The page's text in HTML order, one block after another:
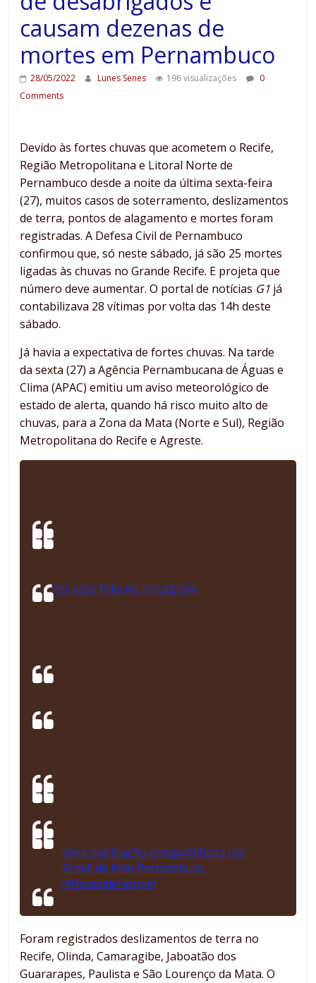
causam dezenas de
mortes em Pernambuco
28/05/2022 Lunes Senes 196 visualizações
0
Comments
Devido às fortes chuvas que acometem o Recife,
Região Metropolitana e Litoral Norte de
Pernambuco desde a noite da última sexta-feira
(27), muitos casos de soterramento, deslizamentos
de terra, pontos de alagamento e mortes foram
registradas. A Defesa Civil de Pernambuco
confirmou que, só neste sábado, já são 25 mortes
ligadas às chuvas no Grande Recife. E projeta que
número deve aumentar. O portal de notícias G1 já
contabilizava 28 vítimas por volta das 14h deste
sábado.
Já havia a expectativa de fortes chuvas. Na tarde
da sexta (27) a Agência Pernambucana de Águas e
Clima (APAC) emitiu um aviso meteorológico de
estado de alerta, quando há risco muito alto de
chuvas, para a Zona da Mata (Norte e Sul), Região
Metropolitana do Recife e Agreste.
Ver essa foto no Instagram
Uma publicação compartilhada por
Brasil de Fato Pernambuco
(@brasildefatope)
Foram registrados deslizamentos de terra no
Recife, Olinda, Camaragibe, Jaboatão dos
Guararapes, Paulista e São Lourenço da Mata. O